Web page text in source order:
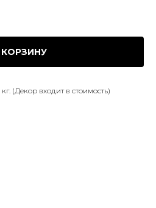
КОРЗИНУ
(Декор входит в стоимость)